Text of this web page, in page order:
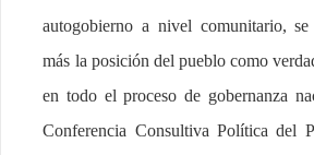
autogobierno a nivel comunitario, se
más la posición del pueblo como
en todo el proceso de gobernanza
Conferencia Consultiva Política del